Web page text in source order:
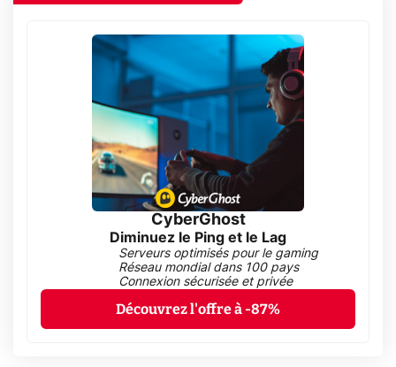
CyberGhost
Diminuez le Ping et le Lag
Serveurs optimisés pour le gaming
Réseau mondial dans 100 pays
Connexion sécurisée et privée
Découvrez l'offre à -87%